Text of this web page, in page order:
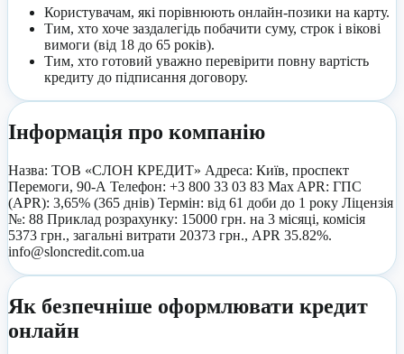
Користувачам, які порівнюють онлайн-позики на карту.
Тим, хто хоче заздалегідь побачити суму, строк і вікові
вимоги (від 18 до 65 років).
Тим, хто готовий уважно перевірити повну вартість
кредиту до підписання договору.
Інформація про компанію
Назва: ТОВ «СЛОН КРЕДИТ» Адреса: Київ, проспект
Перемоги, 90-А Телефон: +3 800 33 03 83 Max APR: ГПС
(APR): 3,65% (365 днів) Термін: від 61 доби до 1 року Ліцензія
№: 88 Приклад розрахунку: 15000 грн. на 3 місяці, комісія
5373 грн., загальні витрати 20373 грн., APR 35.82%.
info@sloncredit.com.ua
Як безпечніше оформлювати кредит
онлайн